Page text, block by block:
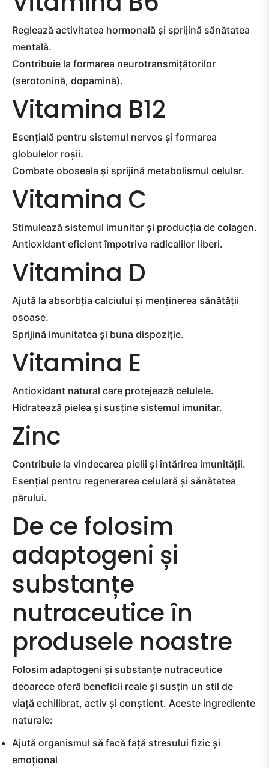
Reglează activitatea hormonală și sprijină sănătatea
mentală.
Contribuie la formarea neurotransmițătorilor
(serotonină, dopamină).
Vitamina B12
Esențială pentru sistemul nervos și formarea
globulelor roșii.
Combate oboseala și sprijină metabolismul celular.
Vitamina C
Stimulează sistemul imunitar și producția de colagen.
Antioxidant eficient împotriva radicalilor liberi.
Vitamina D
Ajută la absorbția calciului și menținerea sănătății
osoase.
Sprijină imunitatea și buna dispoziție.
Vitamina E
Antioxidant natural care protejează celulele.
Hidratează pielea și susține sistemul imunitar.
Zinc
Contribuie la vindecarea pielii și întărirea imunității.
Esențial pentru regenerarea celulară și sănătatea
părului.
De ce folosim
adaptogeni și
substanțe
nutraceutice în
produsele noastre
Folosim adaptogeni și substanțe nutraceutice
deoarece oferă beneficii reale și susțin un stil de
viață echilibrat, activ și conștient. Aceste ingrediente
naturale:
Ajută organismul să facă față stresului fizic și
emoțional